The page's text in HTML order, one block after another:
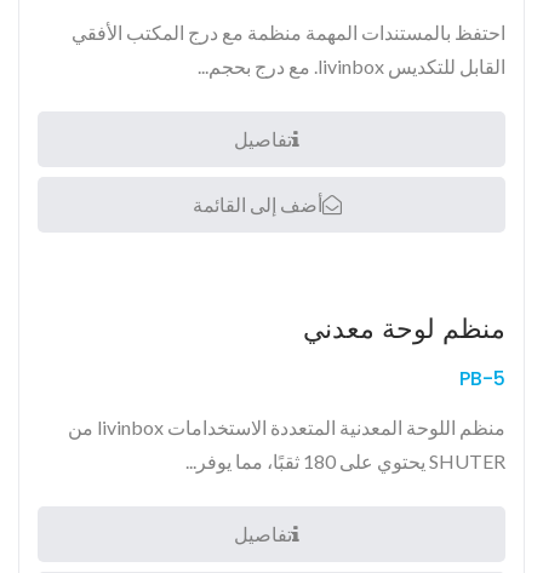
احتفظ بالمستندات المهمة منظمة مع درج المكتب الأفقي
القابل للتكديس livinbox. مع درج بحجم...
تفاصيل
أضف إلى القائمة
منظم لوحة معدني
PB-5
منظم اللوحة المعدنية المتعددة الاستخدامات livinbox من
SHUTER يحتوي على 180 ثقبًا، مما يوفر...
تفاصيل